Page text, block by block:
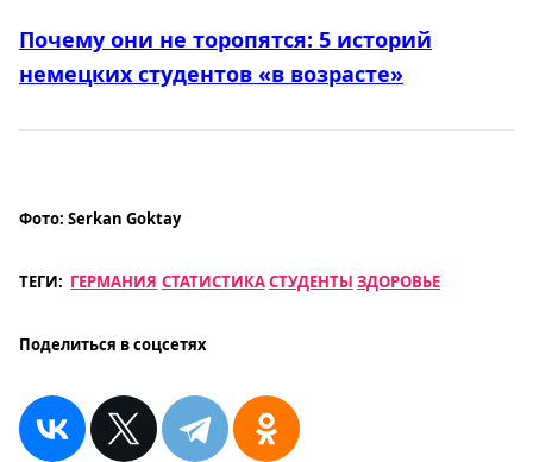
Почему они не торопятся: 5 историй
немецких студентов «в возрасте»
Фото: Serkan Goktay
ТЕГИ: ГЕРМАНИЯ СТАТИСТИКАСТУДЕНТЫ ЗДОРОВЬЕ
Поделиться в соцсетях